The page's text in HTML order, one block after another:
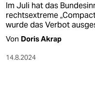
Im Juli hat das
rechtsextreme
wurde das Verbot
Von Doris Akrap
14.8.2024